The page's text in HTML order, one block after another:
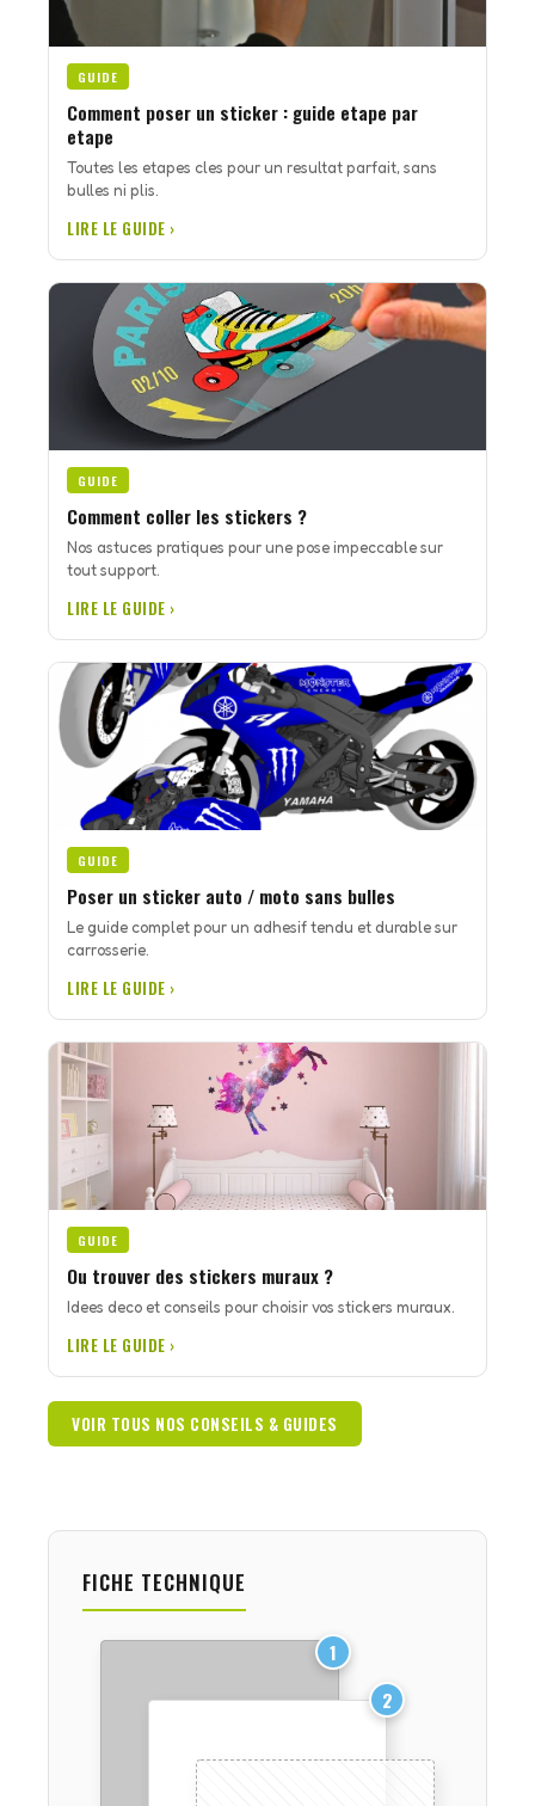
GUIDE
Comment poser un sticker : guide etape par
etape
Toutes les etapes cles pour un resultat parfait, sans
bulles ni plis.
LIRE LE GUIDE ›
GUIDE
Comment coller les stickers ?
Nos astuces pratiques pour une pose impeccable sur
tout support.
LIRE LE GUIDE ›
GUIDE
Poser un sticker auto / moto sans bulles
Le guide complet pour un adhesif tendu et durable sur
carrosserie.
LIRE LE GUIDE ›
GUIDE
Ou trouver des stickers muraux ?
Idees deco et conseils pour choisir vos stickers muraux.
LIRE LE GUIDE ›
VOIR TOUS NOS CONSEILS & GUIDES
FICHE TECHNIQUE
1
2